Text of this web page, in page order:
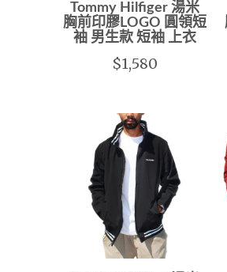
Tommy Hilfiger 湯米
胸前印膠LOGO 圓領短
袖 男生款 短袖 上衣
$1,580